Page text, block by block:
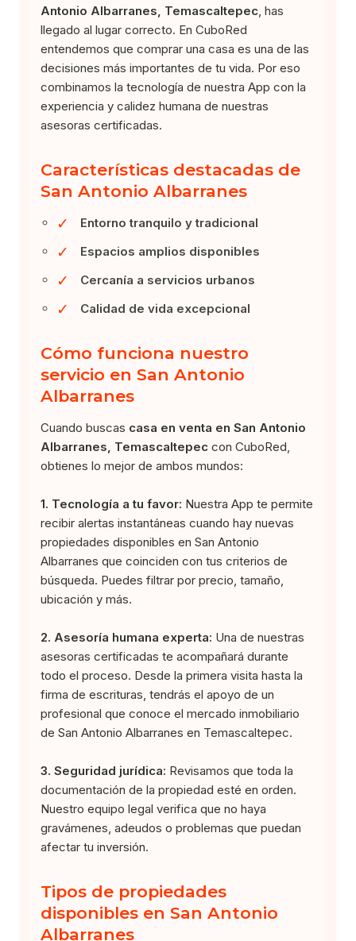
Antonio Albarranes, Temascaltepec , has
llegado al lugar correcto. En CuboRed
entendemos que comprar una casa es una de las
decisiones más importantes de tu vida. Por eso
combinamos la tecnología de nuestra App con la
experiencia y calidez humana de nuestras
asesoras certificadas.
Características destacadas de
San Antonio Albarranes
✓ Entorno tranquilo y tradicional
✓ Espacios amplios disponibles
✓ Cercanía a servicios urbanos
✓ Calidad de vida excepcional
Cómo funciona nuestro
servicio en San Antonio
Albarranes
Cuando buscas casa en venta en San Antonio
Albarranes, Temascaltepec con CuboRed,
obtienes lo mejor de ambos mundos:
1. Tecnología a tu favor: Nuestra App te permite
recibir alertas instantáneas cuando hay nuevas
propiedades disponibles en San Antonio
Albarranes que coinciden con tus criterios de
búsqueda. Puedes filtrar por precio, tamaño,
ubicación y más.
2. Asesoría humana experta: Una de nuestras
asesoras certificadas te acompañará durante
todo el proceso. Desde la primera visita hasta la
firma de escrituras, tendrás el apoyo de un
profesional que conoce el mercado inmobiliario
de San Antonio Albarranes en Temascaltepec.
3. Seguridad jurídica: Revisamos que toda la
documentación de la propiedad esté en orden.
Nuestro equipo legal verifica que no haya
gravámenes, adeudos o problemas que puedan
afectar tu inversión.
Tipos de propiedades
disponibles en San Antonio
Albarranes